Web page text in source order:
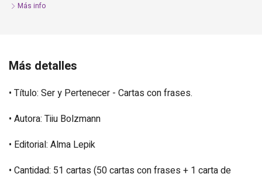
Más info
Más detalles
• Título: Ser y Pertenecer - Cartas con frases.
• Autora: Tiiu Bolzmann
• Editorial: Alma Lepik
• Cantidad: 51 cartas (50 cartas con frases + 1 carta de